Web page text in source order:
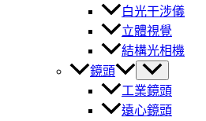
白光干涉儀
立體視覺
結構光相機
鏡頭
工業鏡頭
遠心鏡頭